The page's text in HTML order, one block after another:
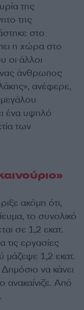
της
της
στο
η χώρα στο
οι άλλοι
άνθρωπος
ανέφερε,
ένα υψηλό
των
ακόμη ότι,
το συνολικό
σε 1,2 εκατ.
τις εργασίες
μάζεψε 1,2 εκατ.
να κάνει
ανακαίνιζε. Από